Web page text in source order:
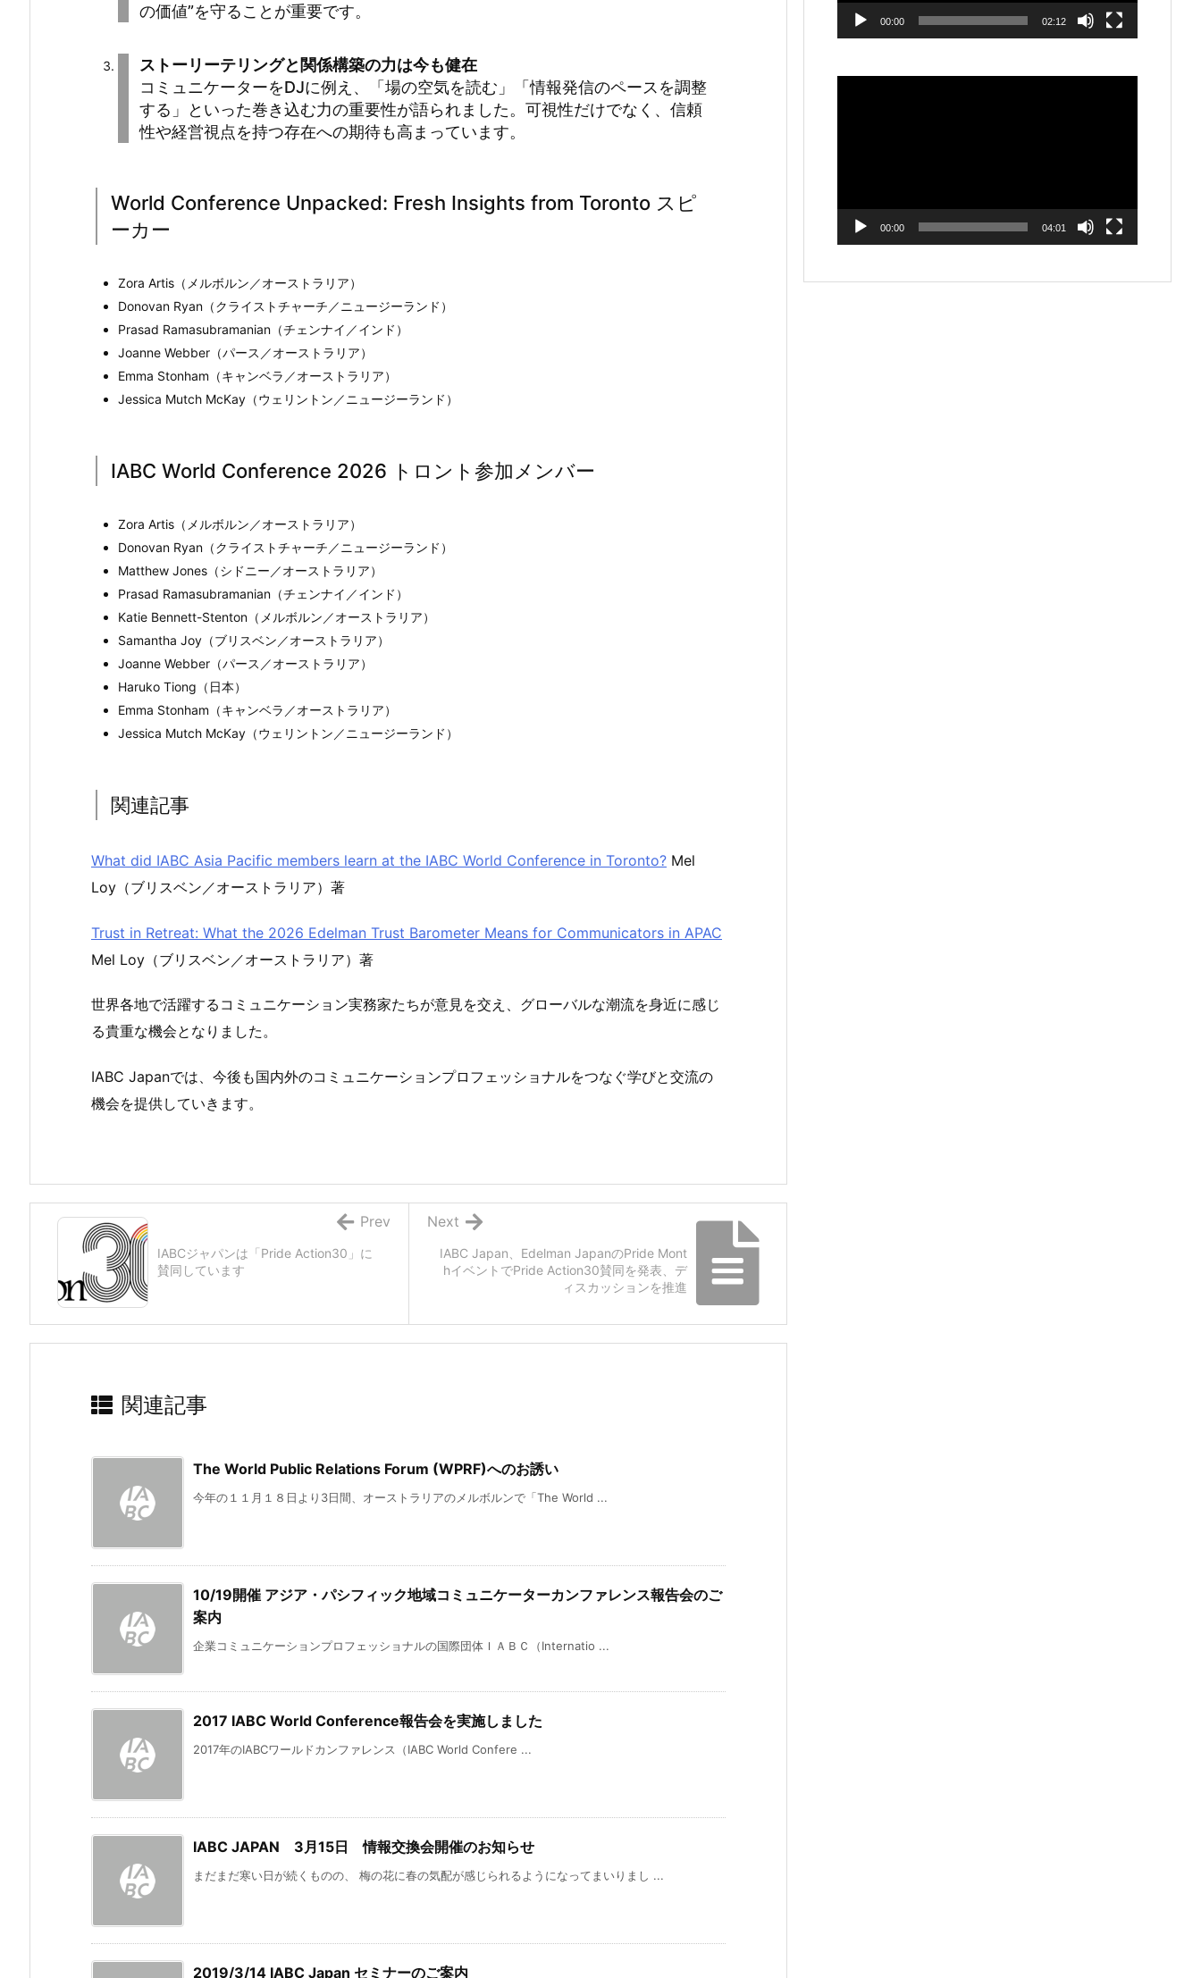
の価値”を守ることが重要です。
ストーリーテリングと関係構築の力は今も健在
コミュニケーターをDJに例え、「場の空気を読む」「情報発信のペースを調整
する」といった巻き込む力の重要性が語られました。可視性だけでなく、信頼
性や経営視点を持つ存在への期待も高まっています。
World Conference Unpacked: Fresh Insights from Toronto スピ
ーカー
Zora Artis（メルボルン／オーストラリア）
Donovan Ryan（クライストチャーチ／ニュージーランド）
Prasad Ramasubramanian（チェンナイ／インド）
Joanne Webber（パース／オーストラリア）
Emma Stonham（キャンベラ／オーストラリア）
Jessica Mutch McKay（ウェリントン／ニュージーランド）
IABC World Conference 2026 トロント参加メンバー
Zora Artis（メルボルン／オーストラリア）
Donovan Ryan（クライストチャーチ／ニュージーランド）
Matthew Jones（シドニー／オーストラリア）
Prasad Ramasubramanian（チェンナイ／インド）
Katie Bennett-Stenton（メルボルン／オーストラリア）
Samantha Joy（ブリスベン／オーストラリア）
Joanne Webber（パース／オーストラリア）
Haruko Tiong（日本）
Emma Stonham（キャンベラ／オーストラリア）
Jessica Mutch McKay（ウェリントン／ニュージーランド）
関連記事
What did IABC Asia Pacific members learn at the IABC World Conference in Toronto? Mel
Loy（ブリスベン／オーストラリア）著
Trust in Retreat: What the 2026 Edelman Trust Barometer Means for Communicators in APAC
Mel Loy（ブリスベン／オーストラリア）著
世界各地で活躍するコミュニケーション実務家たちが意見を交え、グローバルな潮流を身近に感じ
る貴重な機会となりました。
IABC Japanでは、今後も国内外のコミュニケーションプロフェッショナルをつなぐ学びと交流の
機会を提供していきます。
IABC Japan、Edelman JapanのPride Mont
hイベントでPride Action30賛同を発表、デ
ィスカッションを推進
Next
IABCジャパンは「Pride Action30」に
賛同しています
Prev
関連記事
The World Public Relations Forum (WPRF)へのお誘い
今年の１１月１８日より3日間、オーストラリアのメルボルンで「The World ...
10/19開催 アジア・パシフィック地域コミュニケーターカンファレンス報告会のご
案内
企業コミュニケーションプロフェッショナルの国際団体ＩＡＢＣ（Internatio ...
2017 IABC World Conference報告会を実施しました
2017年のIABCワールドカンファレンス（IABC World Confere ...
IABC JAPAN 3月15日 情報交換会開催のお知らせ
まだまだ寒い日が続くものの、 梅の花に春の気配が感じられるようになってまいりまし ...
2019/3/14 IABC Japan セミナーのご案内
00:00 02:12
00:00 04:01